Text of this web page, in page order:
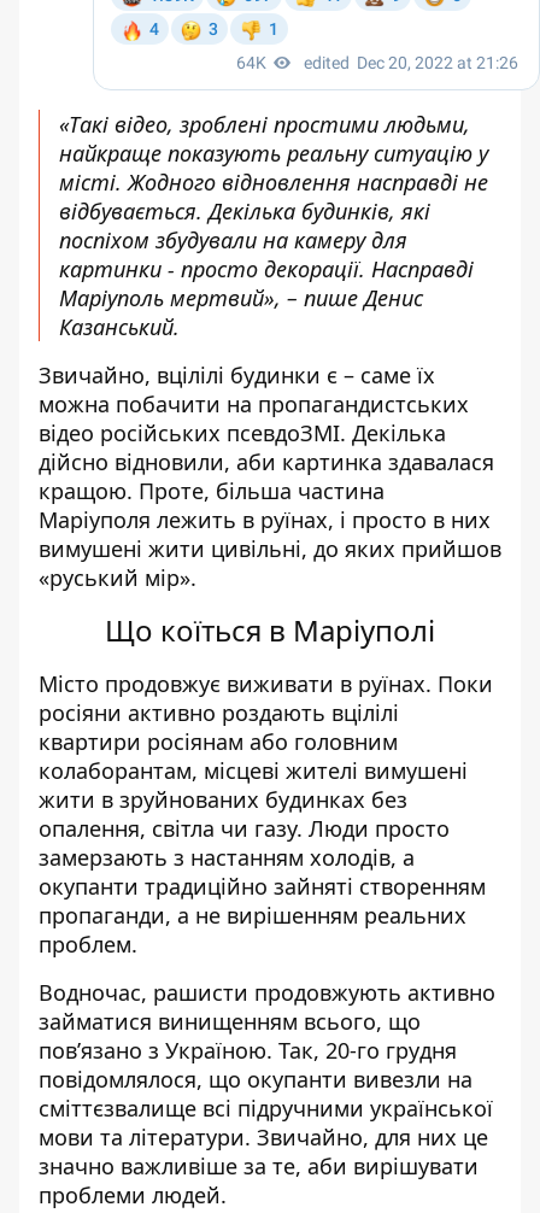
«Такі відео, зроблені простими людьми,
найкраще показують реальну ситуацію у
місті. Жодного відновлення насправді не
відбувається. Декілька будинків, які
поспіхом збудували на камеру для
картинки - просто декорації. Насправді
Маріуполь мертвий», – пише Денис
Казанський.
Звичайно, вцілілі будинки є – саме їх
можна побачити на пропагандистських
відео російських псевдоЗМІ. Декілька
дійсно відновили, аби картинка здавалася
кращою. Проте, більша частина
Маріуполя лежить в руїнах, і просто в них
вимушені жити цивільні, до яких прийшов
«руський мір».
Що коїться в Маріуполі
Місто продовжує виживати в руїнах. Поки
росіяни активно роздають вцілілі
квартири росіянам або головним
колаборантам, місцеві жителі вимушені
жити в зруйнованих будинках без
опалення, світла чи газу. Люди просто
замерзають з настанням холодів, а
окупанти традиційно зайняті створенням
пропаганди, а не вирішенням реальних
проблем.
Водночас, рашисти продовжують активно
займатися винищенням всього, що
пов’язано з Україною. Так, 20-го грудня
повідомлялося, що окупанти вивезли на
сміттєзвалище всі підручними української
мови та літератури. Звичайно, для них це
значно важливіше за те, аби вирішувати
проблеми людей.